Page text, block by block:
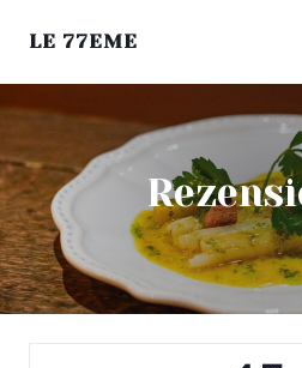
LE 77EME